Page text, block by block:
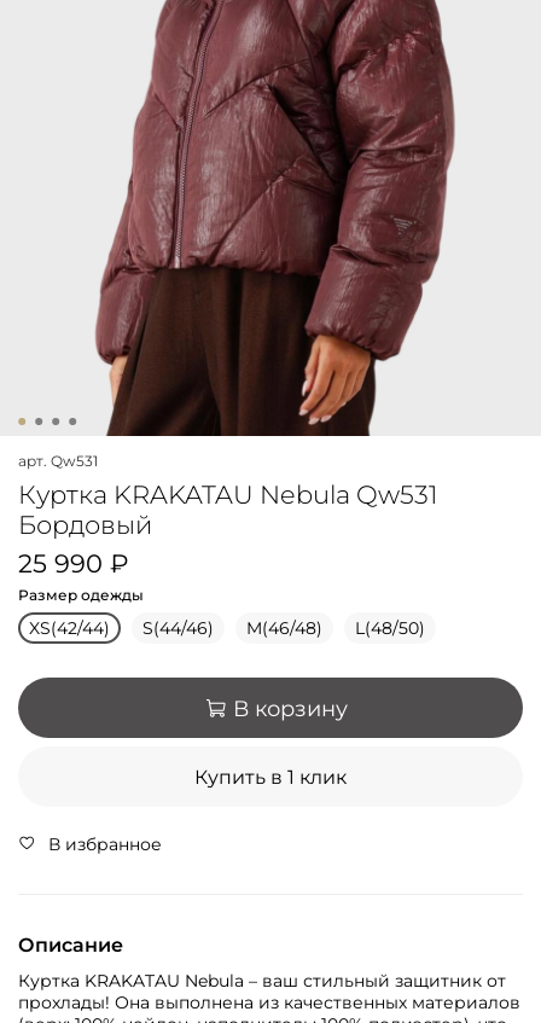
арт. Qw531
Куртка KRAKATAU Nebula Qw531
Бордовый
25 990 ₽
Размер одежды
XS(42/44) S(44/46) M(46/48) L(48/50)
В корзину
Купить в 1 клик
В избранное
Описание
Куртка KRAKATAU Nebula – ваш стильный защитник от
прохлады! Она выполнена из качественных материалов